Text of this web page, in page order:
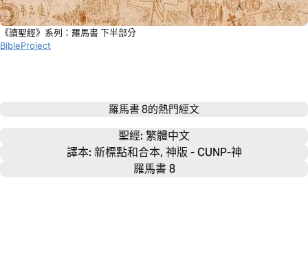
《讀聖經》系列：羅馬書 下半部分
BibleProject
羅馬書 8的熱門經文
聖經: 繁體中文
譯本: 新標點和合本, 神版 - CUNP-神
羅馬書 8